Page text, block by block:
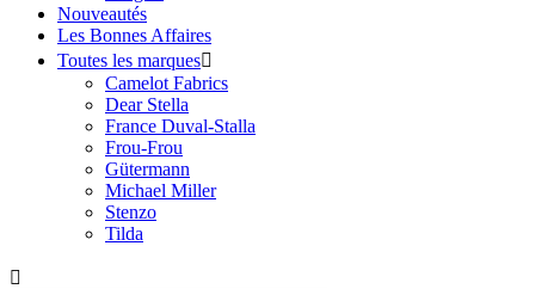
Nouveautés
Les Bonnes Affaires
Toutes les marques
Camelot Fabrics
Dear Stella
France Duval-Stalla
Frou-Frou
Gütermann
Michael Miller
Stenzo
Tilda
